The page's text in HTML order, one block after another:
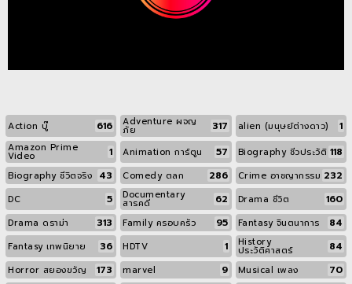
Action บู๊ 616 Adventure ผจญ
ภัย 317 alien (มนุษย์ต่างดาว) 1
Amazon Prime
Video 1 Animation การ์ตูน 57 Biography ชีวประวัติ 118
Biography ชีวิตจริง 43 Comedy ตลก 286 Crime อาชญากรรม 232
DC 5 Documentary
สารคดี 62 Drama ชีวิต 160
Drama ดราม่า 313 Family ครอบครัว 95 Fantasy จินตนาการ 84
Fantasy เทพนิยาย 36 HDTV 1 History
ประวัติศาสตร์ 84
Horror สยองขวัญ 173 marvel 9 Musical เพลง 70